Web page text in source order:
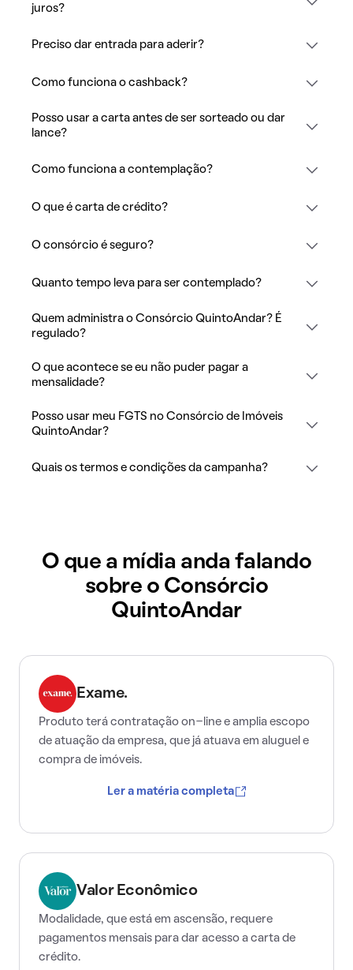
juros?
Preciso dar entrada para aderir?
Como funciona o cashback?
Posso usar a carta antes de ser sorteado ou dar
lance?
Como funciona a contemplação?
O que é carta de crédito?
O consórcio é seguro?
Quanto tempo leva para ser contemplado?
Quem administra o Consórcio QuintoAndar? É
regulado?
O que acontece se eu não puder pagar a
mensalidade?
Posso usar meu FGTS no Consórcio de Imóveis
QuintoAndar?
Quais os termos e condições da campanha?
O que a mídia anda falando
sobre o Consórcio
QuintoAndar
Exame.
Produto terá contratação on-line e amplia escopo
de atuação da empresa, que já atuava em aluguel e
compra de imóveis.
Ler a matéria completa
Valor Econômico
Modalidade, que está em ascensão, requere
pagamentos mensais para dar acesso a carta de
crédito.